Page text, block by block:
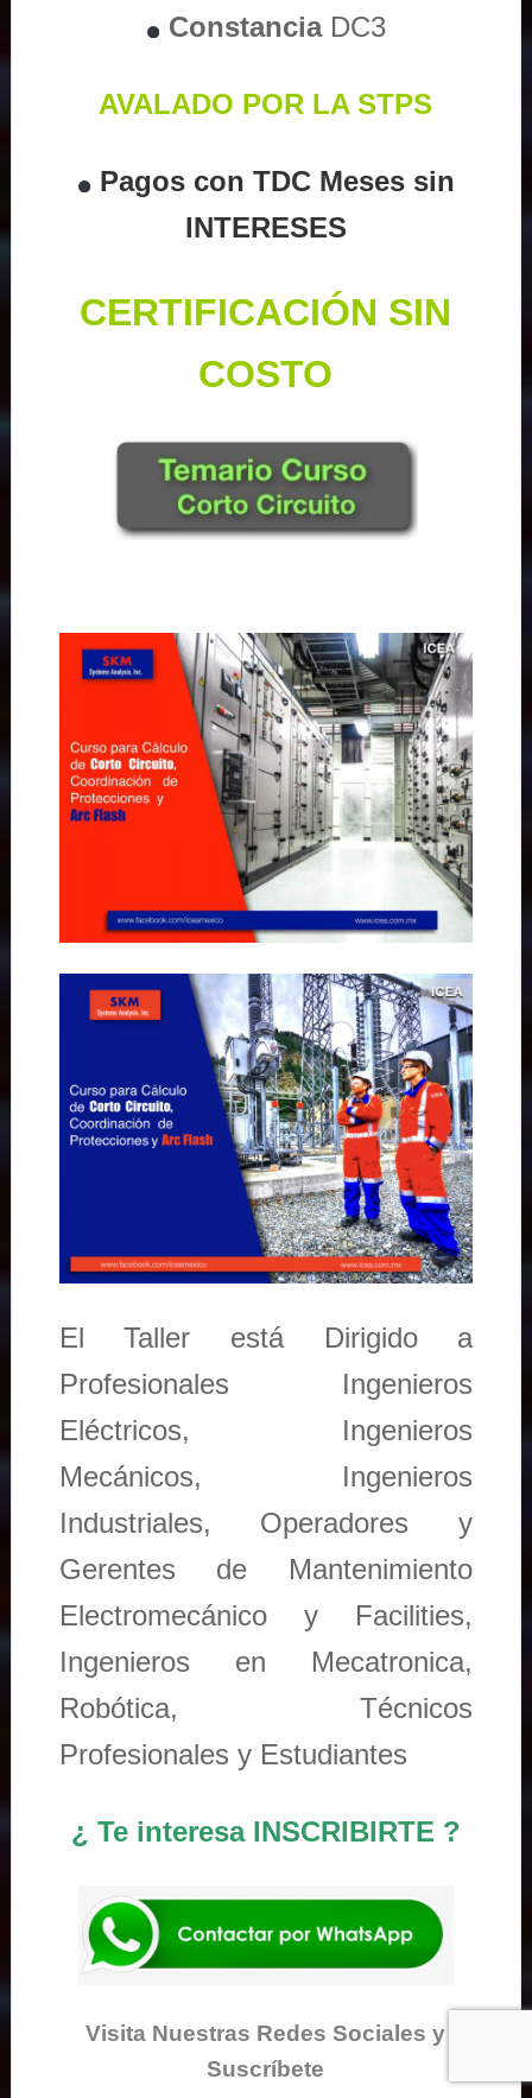
ConstanciaDC3
AVALADO POR LA STPS
Pagos con TDC Meses sin
INTERESES
CERTIFICACIÓN SIN
COSTO
El Taller está Dirigido a
Profesionales Ingenieros
Eléctricos, Ingenieros
Mecánicos, Ingenieros
Industriales, Operadores y
Gerentes de Mantenimiento
Electromecánico y Facilities,
Ingenieros en Mecatronica,
Robótica, Técnicos
Profesionales y Estudiantes
¿ Te interesa INSCRIBIRTE ?
Visita Nuestras Redes Sociales y
Suscríbete